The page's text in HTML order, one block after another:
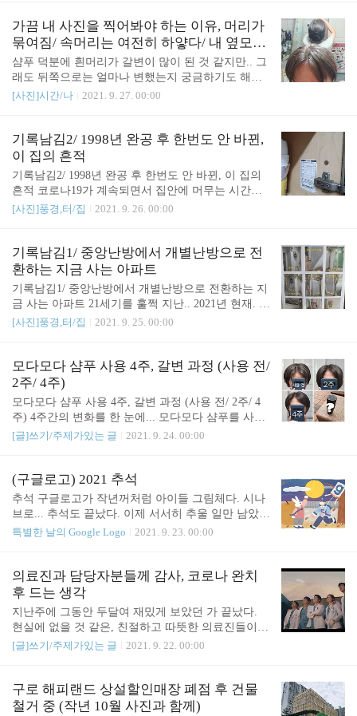
방에서 개별난방으로 전환하는 지금 사는 아파트 기
록남김1/ 중앙난방에서 개별난방으로 전환하는 지금
사는 아..
가끔 내 사진을 찍어봐야 하는 이유, 머리가
묶여짐/ 속머리는 여전히 하얗다/ 내 옆모습
과 뒷모습
샴푸 덕분에 흰머리가 갈변이 많이 된 것 같지만.. 그
래도 뒤쪽으로는 얼마나 변했는지 궁금하기도 해서,
뒷머리를 찍어봤다. 이 정도로 묶이는구나. 위에서
에서만 하는걸로... 머리 묶고 있으면 아프다. 삔도 아
프다. 머리는 그냥 아무것도 안 하는게 좋다. 밖에 다
닐 때는 그냥 다녀야지.
[사진]시간/나 2021. 9. 27. 00:00
기록남김2/ 1998년 완공 후 한번도 안 바뀐,
이 집의 흔적
기록남김2/ 1998년 완공 후 한번도 안 바뀐, 이 집의
흔적 코로나19가 계속되면서 집안에 머무는 시간이
길어지다보니, 아파트 리모델링하는게 유행인 모양
후 한번도 내부를 바꾸지 않은 이 집은 정말 골동품
스럽다. 나름 흔적을 남겨본다. 글자가 많이 희미해
졌다. 23년의 세월이 느껴진다. 언제 살던 사람이 붙
여놓은건지. 이런걸 이렇게 모든 찬장에 다 붙여놨
다. 떼기 귀찮아서 놔뒀다. 시장통 들어가는 입구에
분식집. 여긴 아직도 있다. 6년 살면서 딱 한번 가봤
김3/ (벽 구멍 뚫기) 개별 난방공사 걱정 기록남김3/
(벽 구멍..
[사진]풍경,터/집 2021. 9. 26. 00:00
기록남김1/ 중앙난방에서 개별난방으로 전
환하는 지금 사는 아파트
기록남김1/ 중앙난방에서 개별난방으로 전환하는 지
금 사는 아파트 21세기를 훌쩍 지난.. 2021년 현재. 중
앙난방으로 난방을 하는 우리 아파트. 아니.. 지금 사
해 들어 개별난방으로 전환한다고, 아주 요란하게 광
고하고 진행 중이다. 아파트 게시판에 나온 사진을
갈무리해본다. 이것 또한 추억이 되려나. 관련글 : 20
21.09.29 - [[사진]풍경,터/집] - 기록남김3/ (벽 구멍
뚫기) 개별 난방공사 걱정 기록남김3/ (벽 구멍 뚫기)
개별 난방공사 걱정 한 집당 1시간반씩 걸린다는 첫
이지만 등하원할 때 집을 잠깐 비우는데.. 그 사이에
공사하러..
[사진]풍경,터/집 2021. 9. 25. 00:00
모다모다 샴푸 사용 4주, 갈변 과정 (사용 전/
2주/ 4주)
모다모다 샴푸 사용 4주, 갈변 과정 (사용 전/ 2주/ 4
주) 4주간의 변화를 한 눈에... 모다모다 샴푸를 사용
하기 시작한지 한달 정도 되었다. 샴푸 사이트 초창
리를 감자마자 갑자기 까매지는게 아니라, 서서히 갈
변이 되어간다. 4주차에 들어서는 자연스러워졌다.
이정도의 변화만으로도 충분히 만족한다. 돈 많이 버
내산 후기입니다. 관련글 : https://sound4u.tistory.com/
(샴푸하면 염색된다는 샴푸/ 8월 2일부터 구매 가능
모다모다 샴푸 : 공식몰 사이트에서 회원가입 (샴푸
하면 ..
[글]쓰기/주제가있는 글 2021. 9. 24. 00:00
(구글로고) 2021 추석
추석 구글로고가 작년꺼처럼 아이들 그림체다. 시나
브로... 추석도 끝났다. 이제 서서히 추울 일만 남았구
나. 미세먼지도 곧 몰려올테고. 그래도 좋은 날씨의 1
로고였다. 왠지 정겹다. sound4u.tistory.com https://sou
nd4u.tistory.com/4099 [구글로고] 2018 추석 덥지도
않고 춥지도 않은.. 딱 좋은 날씨. 적당히 서늘하고 살
짝 따가운, 좋은 가을. 풍성한 한가위 연휴 되세요. so
und4u.tistory.com https://sound4u.tistory.com/3115 (구
글로고)2015 추석/ 한글날 2015 추석 구글로고 ..
특별한 날의 Google Logo 2021. 9. 23. 00:00
의료진과 담당자분들께 감사, 코로나 완치
후 드는 생각
지난주에 그동안 두달여 재밌게 보았던 가 끝났다.
현실에 없을 것 같은, 친절하고 따뜻한 의료진들이
나오는 드라마였다. 환자들도 다들 좋은 분들이고.
드연습까지 하는, 40살 넘은 끈끈한 5명의 우정과 사
랑은 비현실적이어서.. 거의 판타지였다 쳐도. 다른
[글]쓰기/주제가있는 글 2021. 9. 22. 00:00
구로 해피랜드 상설할인매장 폐점 후 건물
철거 중 (작년 10월 사진과 함께)